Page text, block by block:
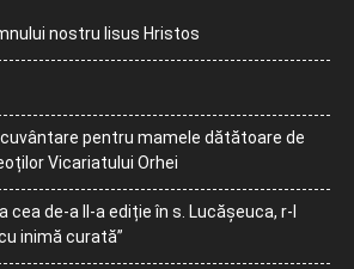
nostru Iisus Hristos
pentru mamele dătătoare de
Vicariatului Orhei
cea de-a II-a ediție în s. Lucășeuca, r-l
inimă curată”